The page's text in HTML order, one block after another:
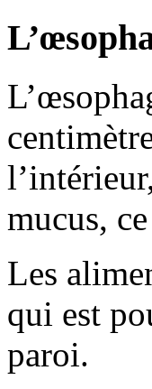
mucus,
Les
qui est
paroi.